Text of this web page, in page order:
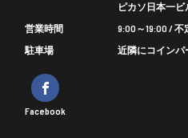
ピカソ日本一ビ
営業時間
9:00～19:00 / 不
駐車場
近隣にコインパ
Facebook